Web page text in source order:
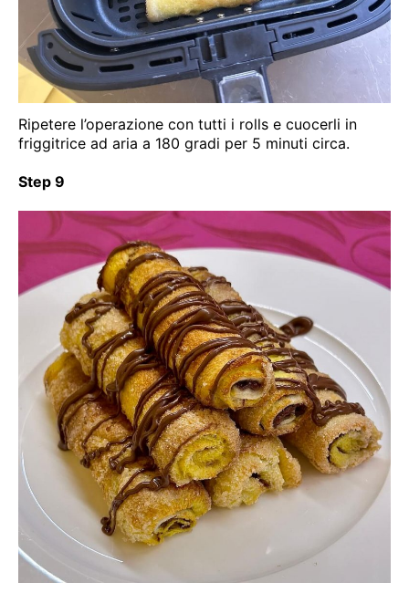
Ripetere l’operazione con tutti i rolls e cuocerli in
friggitrice ad aria a 180 gradi per 5 minuti circa.
Step 9